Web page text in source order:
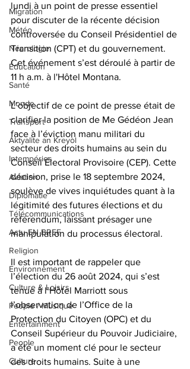
Migration
Météo
Nécrologie
Éducation
Santé
Monde
Transport
Aktyalite an Kreyòl
Intempéries
Aviation
Diplomatie
Télécommunications
Actu EN BREF
Religion
Environnement
Culture & Loisirs
People / Musique
Entertainment
People
Culture
lundi à un point de presse essentiel
pour discuter de la récente décision
controversée du Conseil Présidentiel de
Transition (CPT) et du gouvernement.
Cet événement s’est déroulé à partir de
11 h a.m. à l'Hôtel Montana.
L’objectif de ce point de presse était de
clarifier la position de Me Gédéon Jean
face à l’éviction manu militari du
secteur des droits humains au sein du
Conseil Électoral Provisoire (CEP). Cette
décision, prise le 18 septembre 2024,
soulève de vives inquiétudes quant à la
légitimité des futures élections et du
référendum, laissant présager une
manipulation du processus électoral.
Il est important de rappeler que
l’élection du 26 août 2024, qui s’est
tenue à l’Hôtel Marriott sous
l’observation de l’Office de la
Protection du Citoyen (OPC) et du
Conseil Supérieur du Pouvoir Judiciaire,
a été un moment clé pour le secteur
des droits humains. Suite à une